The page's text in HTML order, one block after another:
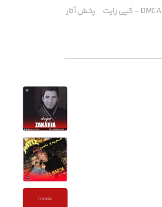
DMCA – کپی رایت پخش آثار